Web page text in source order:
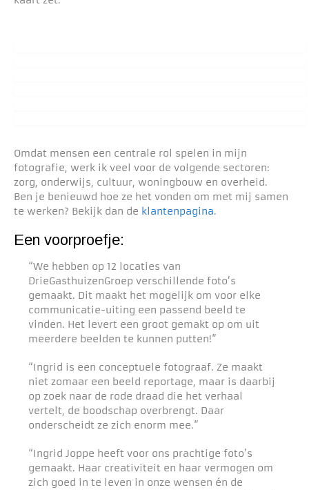
Omdat mensen een centrale rol spelen in mijn
fotografie, werk ik veel voor de volgende sectoren:
zorg, onderwijs, cultuur, woningbouw en overheid.
Ben je benieuwd hoe ze het vonden om met mij samen
te werken? Bekijk dan de klantenpagina.
Een voorproefje:
“We hebben op 12 locaties van
DrieGasthuizenGroep verschillende foto’s
gemaakt. Dit maakt het mogelijk om voor elke
communicatie-uiting een passend beeld te
vinden. Het levert een groot gemakt op om uit
meerdere beelden te kunnen putten!”
“Ingrid is een conceptuele fotograaf. Ze maakt
niet zomaar een beeld reportage, maar is daarbij
op zoek naar de rode draad die het verhaal
vertelt, de boodschap overbrengt. Daar
onderscheidt ze zich enorm mee.”
“Ingrid Joppe heeft voor ons prachtige foto’s
gemaakt. Haar creativiteit en haar vermogen om
zich goed in te leven in onze wensen én de